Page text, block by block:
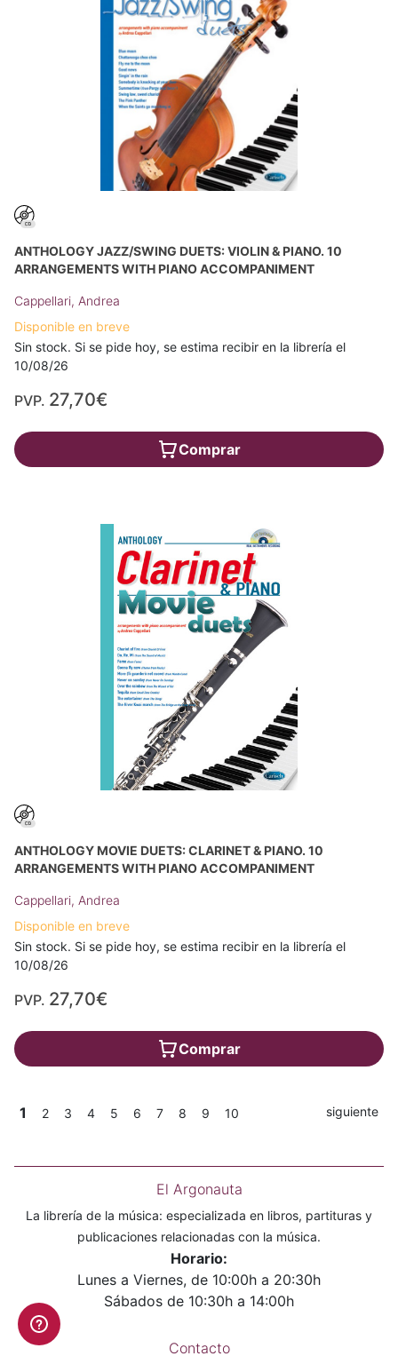
ANTHOLOGY JAZZ/SWING DUETS: VIOLIN & PIANO. 10
ARRANGEMENTS WITH PIANO ACCOMPANIMENT
Cappellari, Andrea
Disponible en breve
Sin stock. Si se pide hoy, se estima recibir en la librería el
10/08/26
PVP. 27,70€
Comprar
ANTHOLOGY MOVIE DUETS: CLARINET & PIANO. 10
ARRANGEMENTS WITH PIANO ACCOMPANIMENT
Cappellari, Andrea
Disponible en breve
Sin stock. Si se pide hoy, se estima recibir en la librería el
10/08/26
PVP. 27,70€
Comprar
1 2 3 4 5 6 7 8 9 10 siguiente
El Argonauta
La librería de la música: especializada en libros, partituras y
publicaciones relacionadas con la música.
Horario:
Lunes a Viernes, de 10:00h a 20:30h
Sábados de 10:30h a 14:00h
Contacto